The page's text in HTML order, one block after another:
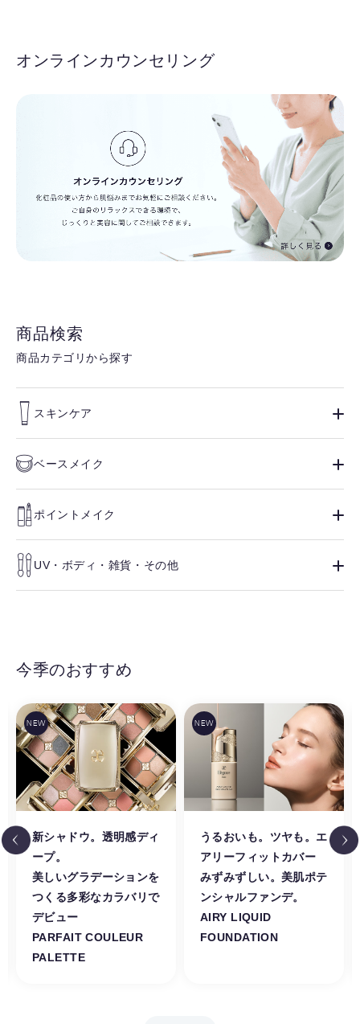
オンラインカウンセリング
商品検索
商品カテゴリから探す
スキンケア
ベースメイク
ポイントメイク
UV・ボディ・雑貨・その他
今季のおすすめ
新シャドウ。透明感ディ
ープ。
美しいグラデーションを
つくる多彩なカラバリで
デビュー
PARFAIT COULEUR
PALETTE
うるおいも。ツヤも。エ
アリーフィットカバー
みずみずしい。美肌ポテ
ンシャルファンデ。
AIRY LIQUID
FOUNDATION